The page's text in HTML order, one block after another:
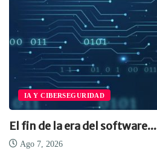
IA Y CIBERSEGURIDAD
El fin de la era del software...
Ago 7, 2026